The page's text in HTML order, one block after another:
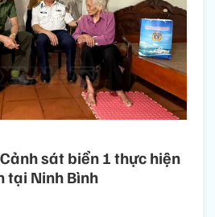
sát biển 1 thực hiện
tại Ninh Bình